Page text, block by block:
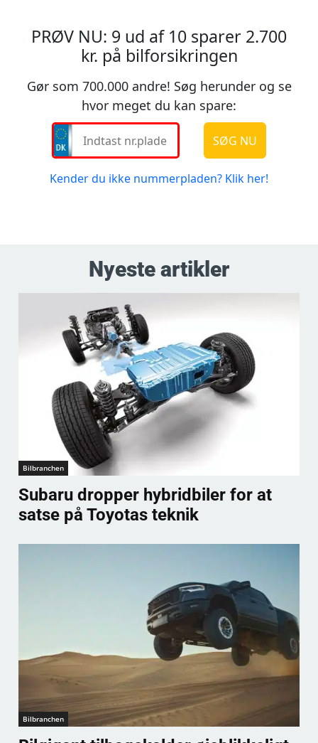
Nyeste artikler
Bilbranchen
Subaru dropper hybridbiler for at
satse på Toyotas teknik
Bilbranchen